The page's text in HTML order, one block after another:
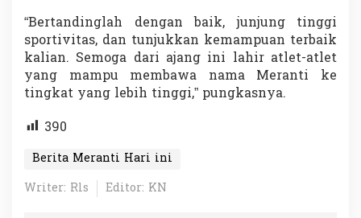
“Bertandinglah dengan baik, junjung tinggi
sportivitas, dan tunjukkan kemampuan terbaik
kalian. Semoga dari ajang ini lahir atlet-atlet
yang mampu membawa nama Meranti ke
tingkat yang lebih tinggi,” pungkasnya.
390
Berita Meranti Hari ini
Writer: Rls
Editor: KN